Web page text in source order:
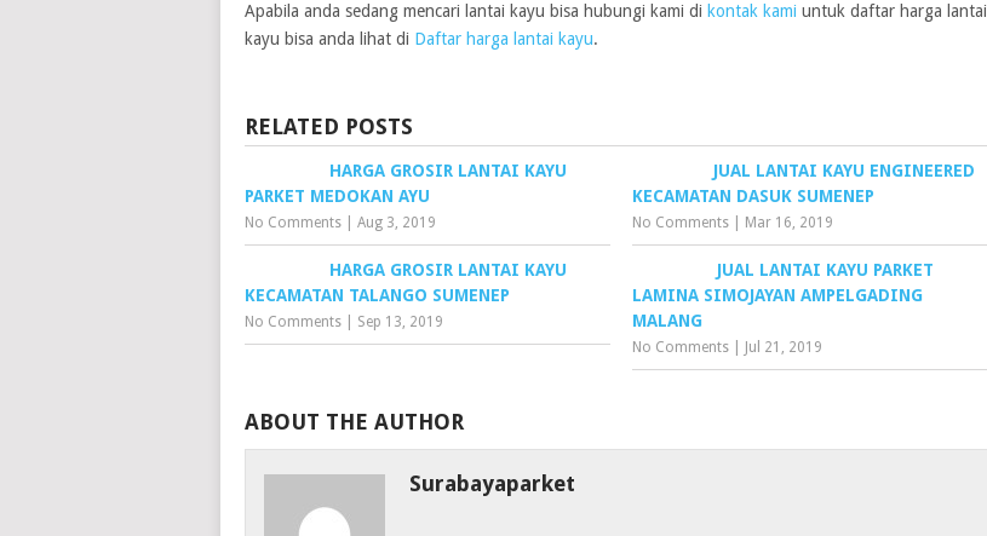
Apabila anda sedang mencari lantai kayu bisa hubungi kami di kontak kami untuk daftar harga lantai
kayu bisa anda lihat di Daftar harga lantai kayu.
RELATED POSTS
HARGA GROSIR LANTAI KAYU
PARKET MEDOKAN AYU
No Comments Aug 3, 2019
JUAL LANTAI KAYU ENGINEERED
KECAMATAN DASUK SUMENEP
No Comments Mar 16, 2019
HARGA GROSIR LANTAI KAYU
KECAMATAN TALANGO SUMENEP
No Comments Sep 13, 2019
JUAL LANTAI KAYU PARKET
LAMINA SIMOJAYAN AMPELGADING
MALANG
No Comments Jul 21, 2019
ABOUT THE AUTHOR
Surabayaparket